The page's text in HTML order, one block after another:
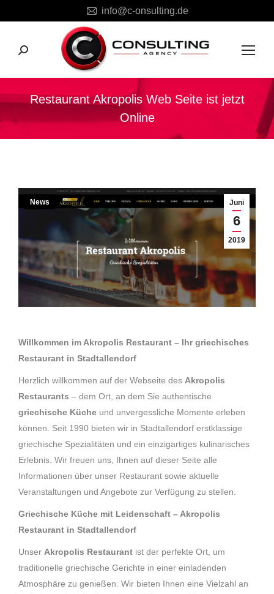
info@c-onsulting.de
Search:
Restaurant Akropolis Web Seite ist jetzt
Online
Sie befinden sich hier:
Juni
6
2019
News
Willkommen im Akropolis Restaurant – Ihr griechisches
Restaurant in Stadtallendorf
Herzlich willkommen auf der Webseite des Akropolis
Restaurants – dem Ort, an dem Sie authentische
griechische Küche und unvergessliche Momente erleben
können. Seit 1990 bieten wir in Stadtallendorf erstklassige
griechische Spezialitäten und ein einzigartiges kulinarisches
Erlebnis. Wir freuen uns, Ihnen auf dieser Seite alle
Informationen über unser Restaurant sowie aktuelle
Veranstaltungen und Angebote zur Verfügung zu stellen.
Griechische Küche mit Leidenschaft – Akropolis
Restaurant in Stadtallendorf
Unser Akropolis Restaurant ist der perfekte Ort, um
traditionelle griechische Gerichte in einer einladenden
Atmosphäre zu genießen. Wir bieten Ihnen eine Vielzahl an